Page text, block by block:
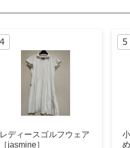
レディースゴルフウェア
［jasmine］